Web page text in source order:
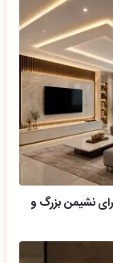
نشیمن بزرگ و